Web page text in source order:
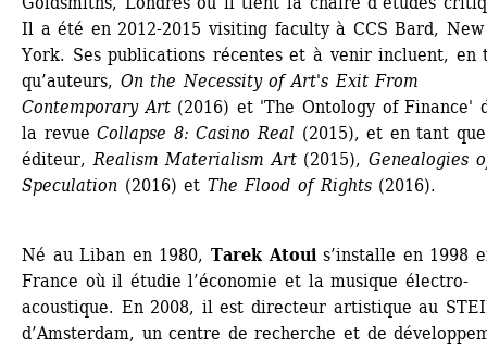
Il a été en 2012-2015 visiting faculty à CCS Bard, New
York. Ses publications récentes et à venir incluent, en
qu’auteurs, On the Necessity of Art's Exit From
Contemporary Art(2016) et 'The Ontology of Finance'
la revue Collapse 8: Casino Real (2015), et en tant
éditeur, Realism Materialism Art(2015), Genealogies
Speculation (2016) et The Flood of Rights(2016).
Né au Liban en 1980, Tarek Atouis’installe en 1998
France où il étudie l’économie et la musique électro-
acoustique. En 2008, il est directeur artistique au
d’Amsterdam, un centre de recherche et de